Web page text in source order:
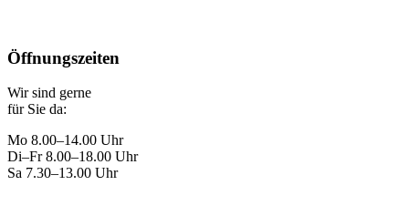
Öffnungszeiten
Wir sind gerne
für Sie da:
Mo 8.00–14.00 Uhr
Di–Fr 8.00–18.00 Uhr
Sa 7.30–13.00 Uhr